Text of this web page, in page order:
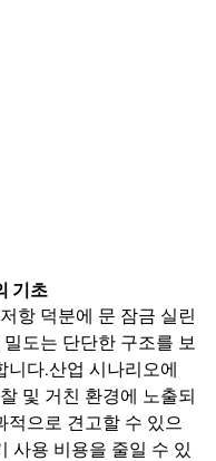
기초
항 덕분에 문 잠금 실린
도는 단단한 구조를 보
다.산업 시나리오에
및 거친 환경에 노출되
적으로 견고할 수 있으
사용 비용을 줄일 수 있